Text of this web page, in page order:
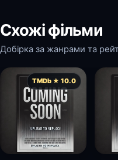
Схожі фільми
Добірка за жанрами та
TMDb ★ 10.0